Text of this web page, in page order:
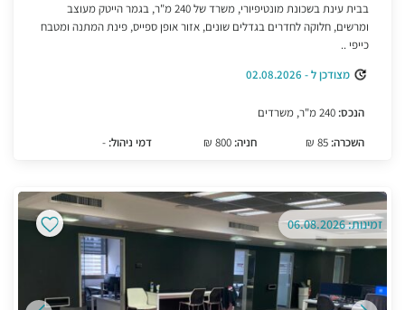
בבית עינת בשכונת מונטיפיורי, משרד של 240 מ"ר, בגמר הייטק מעוצב
ומרשים, חלוקה לחדרים בגדלים שונים, אזור אופן ספייס, פינת המתנה ומטבח
כייפי ..
מצודכן ל - 02.08.2026
הנכס:
השכרה:
חניה: דמי ניהול: -
זמינות: 06.08.2026